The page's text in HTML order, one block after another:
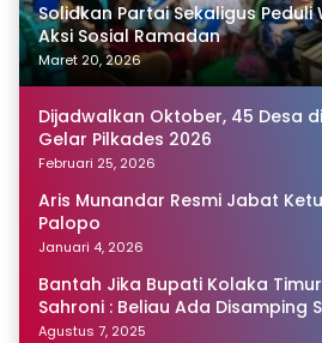
Solidkan Partai Sekaligus
Aksi Sosial Ramadan
Maret 20, 2026
Dijadwalkan Oktober, 45 Desa
Gelar Pilkades 2026
Februari 25, 2026
Aris Munandar Resmi Jabat
Palopo
Januari 4, 2026
Bantah Jika Bupati Kolaka Timur
Sahroni : Beliau Ada Disamping
Agustus 7, 2025